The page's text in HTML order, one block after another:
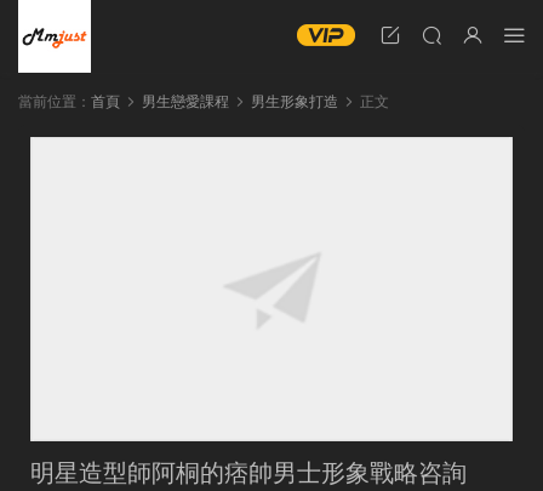
當前位置： 首頁 男生戀愛課程 男生形象打造 正文
明星造型師阿桐的痞帥男士形象戰略咨詢